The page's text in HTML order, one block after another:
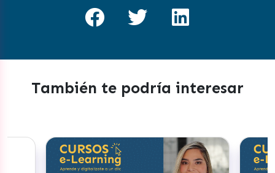
También te podría interesar